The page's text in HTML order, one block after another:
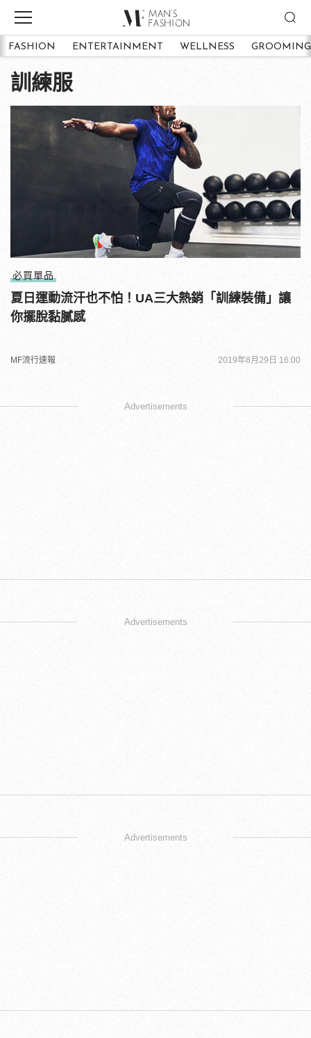
FASHION ENTERTAINMENT WELLNESS GROOMING
訓練服
必買單品
夏日運動流汗也不怕！UA三大熱銷「訓練裝備」讓
你擺脫黏膩感
MF流行速報 2019年8月29日 16:00
Advertisements
Advertisements
Advertisements